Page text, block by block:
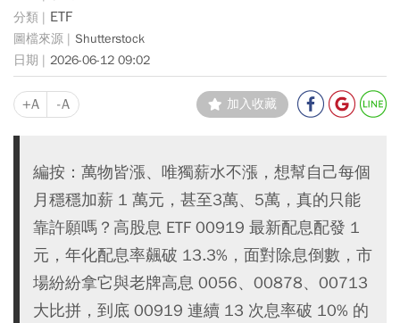
ETF
Shutterstock
2026-06-12 09:02
+A -A 加入收藏
編按：萬物皆漲、唯獨薪水不漲，想幫自己每個
月穩穩加薪 1 萬元，甚至3萬、5萬，真的只能
靠許願嗎？高股息 ETF 00919 最新配息配發 1
元，年化配息率飆破 13.3%，面對除息倒數，市
場紛紛拿它與老牌高息 0056、00878、00713
大比拼，到底 00919 連續 13 次息率破 10% 的